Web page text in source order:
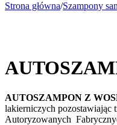
Strona główna/Szampony
AUTOSZAMPON Z
lakierniczych pozostawiając
Autoryzowanych